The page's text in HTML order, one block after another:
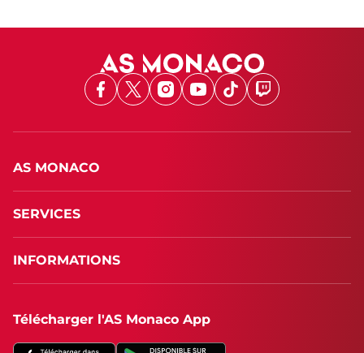
Facebook
X Instagram
Youtube
TikTokTwitch
AS MONACO
SERVICES
INFORMATIONS
Télécharger l'AS Monaco App